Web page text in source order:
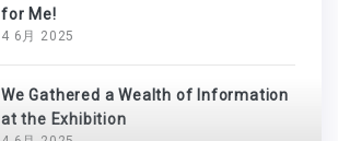
for Me!
4 6月 2025
We Gathered a Wealth of Information
at the Exhibition